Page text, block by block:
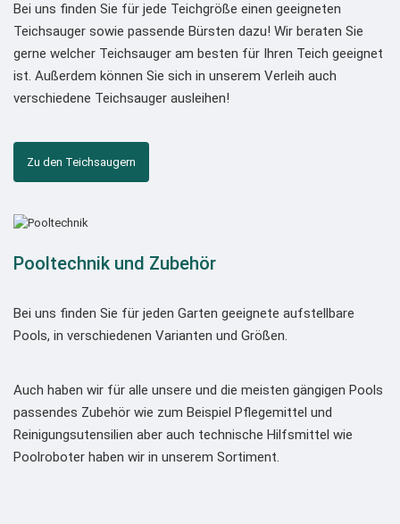
Bei uns finden Sie für jede Teichgröße einen geeigneten
Teichsauger sowie passende Bürsten dazu! Wir beraten Sie
gerne welcher Teichsauger am besten für Ihren Teich geeignet
ist. Außerdem können Sie sich in unserem Verleih auch
verschiedene Teichsauger ausleihen!
Zu den Teichsaugern
Pooltechnik und Zubehör
Bei uns finden Sie für jeden Garten geeignete aufstellbare
Pools, in verschiedenen Varianten und Größen.
Auch haben wir für alle unsere und die meisten gängigen Pools
passendes Zubehör wie zum Beispiel Pflegemittel und
Reinigungsutensilien aber auch technische Hilfsmittel wie
Poolroboter haben wir in unserem Sortiment.